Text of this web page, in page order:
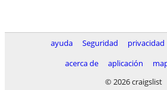
ayuda Seguridad privacidad
acerca de
aplicación
© 2026 craigslist